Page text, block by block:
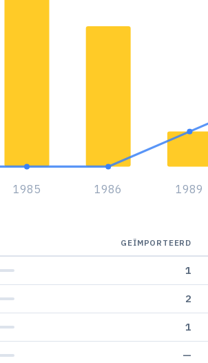
1985 1986 1989
GEÏMPORTEERD
1
2
1
—